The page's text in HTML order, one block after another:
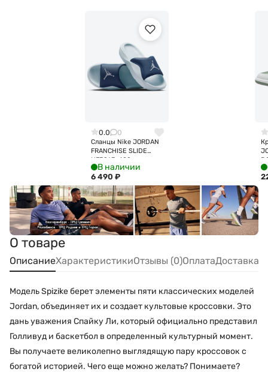
0.0 0
Сланцы Nike JORDAN
FRANCHISE SLIDE
HF3263-402
В наличии
6 490 ₽
О товаре
ОписаниеХарактеристикиОтзывы (0)ОплатаДоставка
Модель Spizike берет элементы пяти классических моделей
Jordan, объединяет их и создает культовые кроссовки. Это
дань уважения Спайку Ли, который официально представил
Голливуд и баскетбол в определенный культурный момент.
Вы получаете великолепно выглядящую пару кроссовок с
богатой историей. Чего еще можно желать? Понимаете?